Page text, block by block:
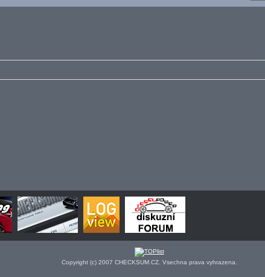
Copyright (c) 2007 CHECKSUM.CZ. Vsechna prava vyhrazena.